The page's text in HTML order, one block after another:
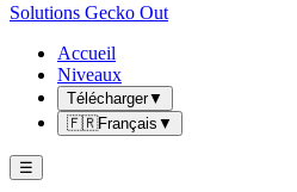
Solutions Gecko Out
Accueil
Niveaux
Télécharger▼
🇫🇷Français ▼
☰